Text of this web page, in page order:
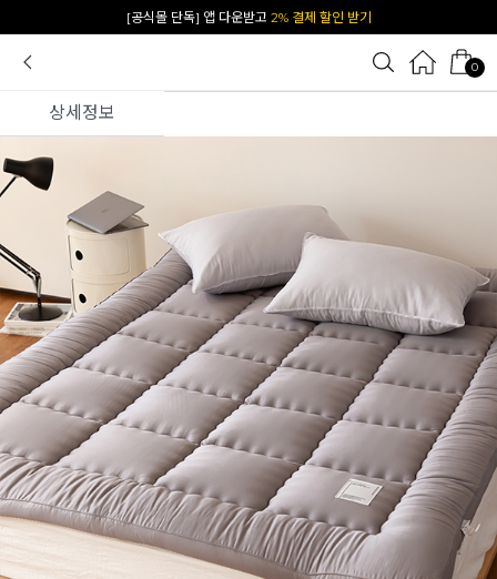
[공식몰 단독] 앱 다운받고 2% 결제 할인 받기
0
상세정보